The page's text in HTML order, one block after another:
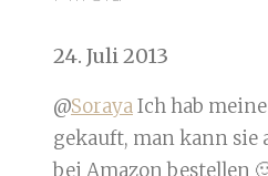
24. Juli 2013
@SorayaIch hab
gekauft, man kann sie
bei Amazon bestellen